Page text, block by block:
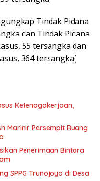
Tindak Pidana
dan Tindak Pidana
55 tersangka dan
364 tersangka(
Ketenagakerjaan,
Marinir Persempit Ruang
Penerimaan Bintara
SPPG Trunojoyo di Desa